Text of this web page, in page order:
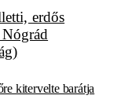
kitervelte barátja